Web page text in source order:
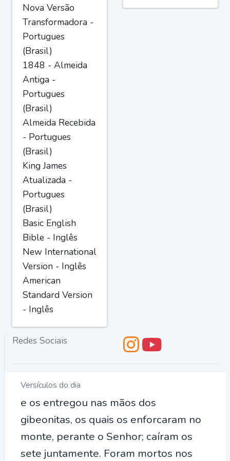
Nova Versão
Transformadora -
Portugues
(Brasil)
1848 - Almeida
Antiga -
Portugues
(Brasil)
Almeida Recebida
- Portugues
(Brasil)
King James
Atualizada -
Portugues
(Brasil)
Basic English
Bible - Inglês
New International
Version - Inglês
American
Standard Version
- Inglês
Redes Sociais
Versículos do dia
e os entregou nas mãos dos
gibeonitas, os quais os enforcaram no
monte, perante o Senhor; caíram os
sete juntamente. Foram mortos nos